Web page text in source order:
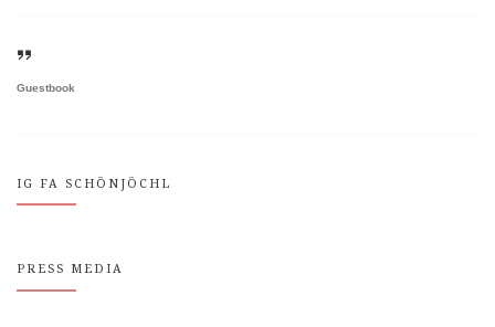
Guestbook
IG FA SCHÖNJÖCHL
PRESS MEDIA